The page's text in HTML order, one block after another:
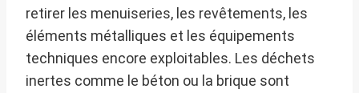
retirer les menuiseries, les revêtements, les
éléments métalliques et les équipements
techniques encore exploitables. Les déchets
inertes comme le béton ou la brique sont